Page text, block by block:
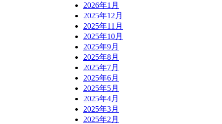
2026年1月
2025年12月
2025年11月
2025年10月
2025年9月
2025年8月
2025年7月
2025年6月
2025年5月
2025年4月
2025年3月
2025年2月